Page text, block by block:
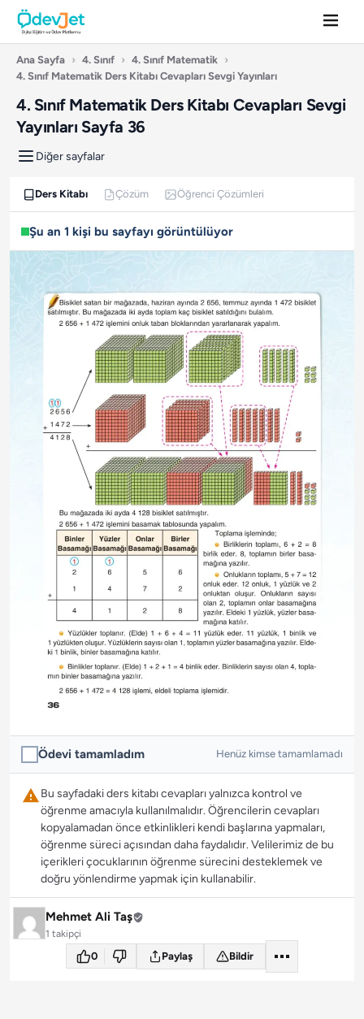
Ana Sayfa › 4. Sınıf › 4. Sınıf Matematik ›
4. Sınıf Matematik Ders Kitabı Cevapları Sevgi Yayınları
4. Sınıf Matematik Ders Kitabı Cevapları Sevgi
Yayınları Sayfa 36
Diğer sayfalar
Ders Kitabı Çözüm Öğrenci Çözümleri
Şu an 1 kişi bu sayfayı görüntülüyor
Ödevi tamamladım Henüz kimse tamamlamadı
Bu sayfadaki ders kitabı cevapları yalnızca kontrol ve
öğrenme amacıyla kullanılmalıdır. Öğrencilerin cevapları
kopyalamadan önce etkinlikleri kendi başlarına yapmaları,
öğrenme süreci açısından daha faydalıdır. Velilerimiz de bu
içerikleri çocuklarının öğrenme sürecini desteklemek ve
doğru yönlendirme yapmak için kullanabilir.
Mehmet Ali Taş
1 takipçi
0 Paylaş Bildir